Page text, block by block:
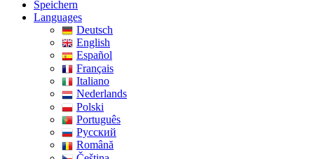
Speichern
Languages
Deutsch
English
Español
Français
Italiano
Nederlands
Polski
Português
Pусский
Română